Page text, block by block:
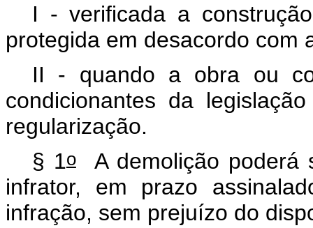
I - verificada a
protegida em desacordo com
II - quando a obra ou
condicionantes da
regularização.
§ 1oA demolição poderá
infrator, em prazo
infração, sem prejuízo do